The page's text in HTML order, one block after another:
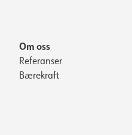
Om oss
Referanser
Bærekraft